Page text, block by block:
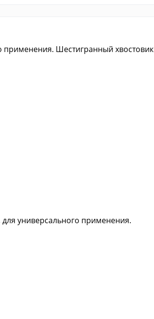
применения. Шестигранный хвостовик
универсального применения.